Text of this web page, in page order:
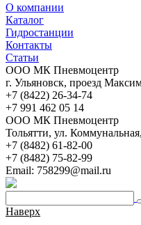
О компании
Каталог
Гидростанции
Контакты
Статьи
ООО МК Пневмоцентр
г. Ульяновск, проезд
+7 (8422) 26-34-74
+7 991 462 05 14
ООО МК Пневмоцентр
Тольятти, ул.
+7 (8482) 61-82-00
+7 (8482) 75-82-99
Email: 758299@mail.ru
Наверх